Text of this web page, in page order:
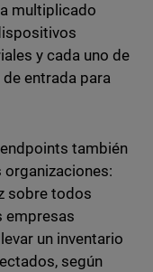
multiplicado
y cada uno de
entrada para
también
sobre todos
empresas
un inventario
según